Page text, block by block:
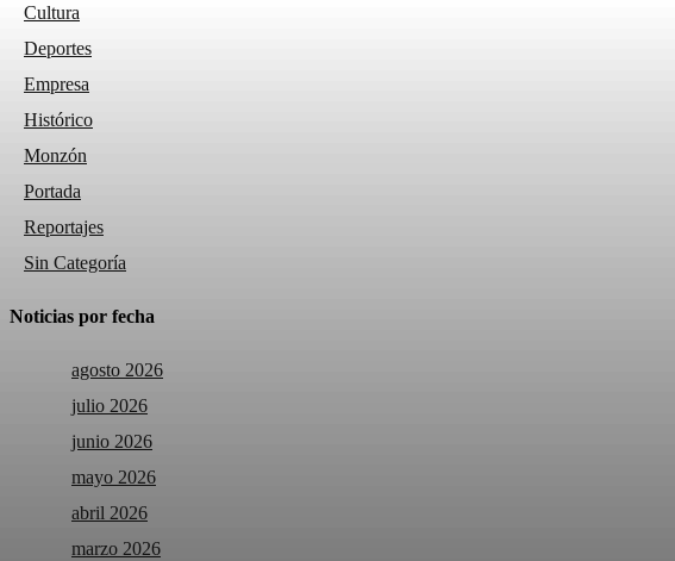
Cultura
Deportes
Empresa
Histórico
Monzón
Portada
Reportajes
Sin Categoría
Noticias por fecha
agosto 2026
julio 2026
junio 2026
mayo 2026
abril 2026
marzo 2026